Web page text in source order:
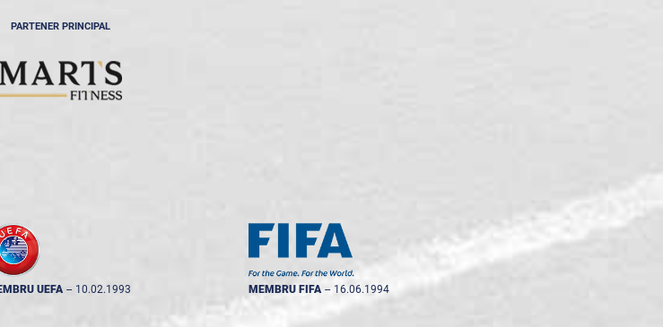
PARTENER PRINCIPAL
UEFA -- 10.02.1993 MEMBRU FIFA -- 16.06.1994